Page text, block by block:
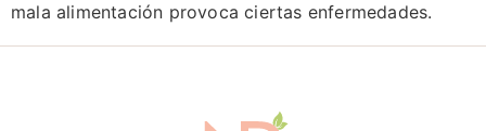
mala alimentación provoca ciertas enfermedades.